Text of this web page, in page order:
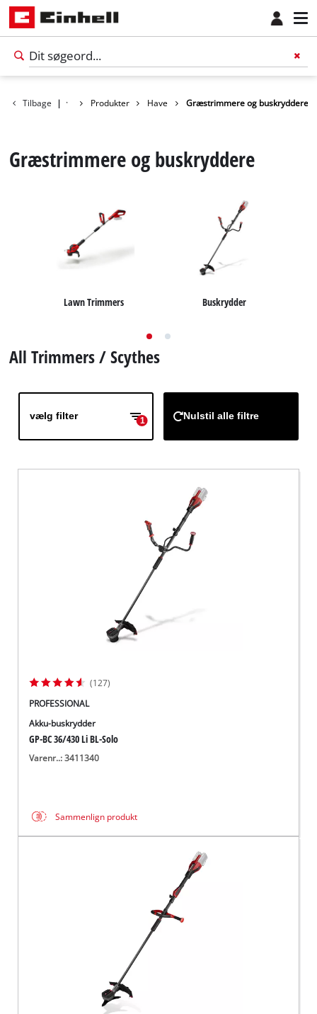
Tilbage | Produkter Have Græstrimmere og buskryddere
Græstrimmere og buskryddere
Lawn Trimmers Buskrydder
All Trimmers / Scythes
vælg filter 1 Nulstil alle filtre
(127)
PROFESSIONAL
Akku-buskrydder
GP-BC 36/430 Li BL-Solo
Varenr..: 3411340
Sammenlign produkt